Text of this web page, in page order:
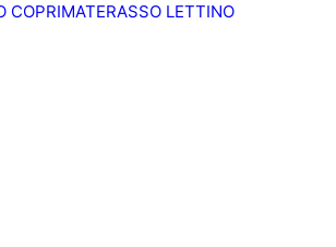
COPRIMATERASSO LETTINO